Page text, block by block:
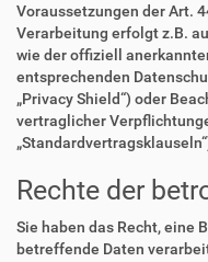
Voraussetzungen der Art.
Verarbeitung erfolgt z.B.
wie der offiziell
entsprechenden
„Privacy Shield“) oder
vertraglicher
Rechte der
Sie haben das Recht, eine
betreffende Daten